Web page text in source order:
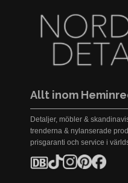
Allt inom
Detaljer, möbler &
trenderna & nylanserade
prisgaranti och service i